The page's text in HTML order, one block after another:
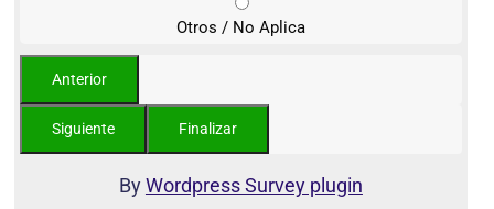
Otros / No Aplica
ByWordpress Survey plugin